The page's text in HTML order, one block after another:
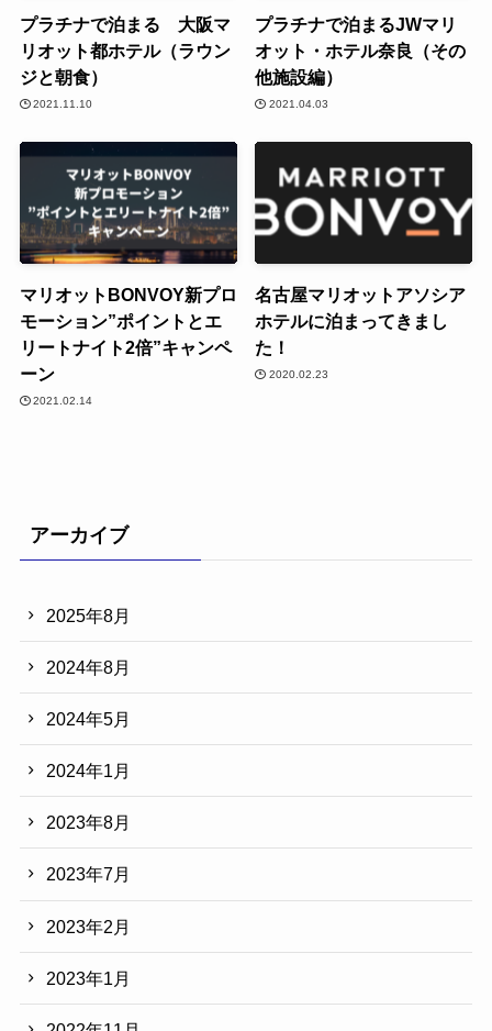
プラチナで泊まる 大阪マ
リオット都ホテル（ラウン
ジと朝食）
2021.11.10
プラチナで泊まるJWマリ
オット・ホテル奈良（その
他施設編）
2021.04.03
マリオットBONVOY新プロ
モーション”ポイントとエ
リートナイト2倍”キャンペ
ーン
2021.02.14
名古屋マリオットアソシア
ホテルに泊まってきまし
た！
2020.02.23
アーカイブ
2025年8月
2024年8月
2024年5月
2024年1月
2023年8月
2023年7月
2023年2月
2023年1月